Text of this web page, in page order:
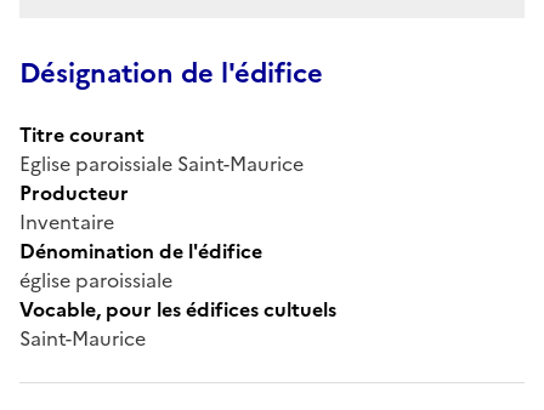
Désignation de l'édifice
Titre courant
Eglise paroissiale Saint-Maurice
Producteur
Inventaire
Dénomination de l'édifice
église paroissiale
Vocable, pour les édifices cultuels
Saint-Maurice